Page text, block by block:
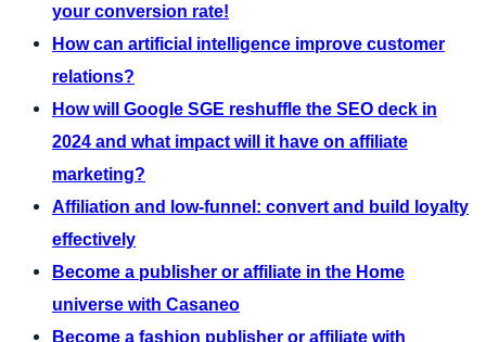
your conversion rate!
How can artificial intelligence improve customer
relations?
How will Google SGE reshuffle the SEO deck in
2024 and what impact will it have on affiliate
marketing?
Affiliation and low-funnel: convert and build loyalty
effectively
Become a publisher or affiliate in the Home
universe with Casaneo
Become a fashion publisher or affiliate with